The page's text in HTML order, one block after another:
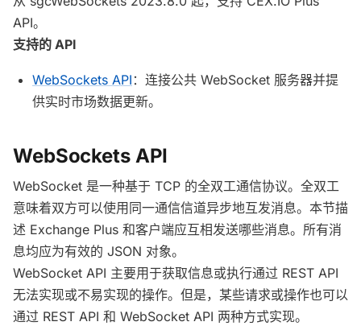
API。
支持的 API
WebSockets API ：连接公共 WebSocket 服务器并提
供实时市场数据更新。
WebSockets API
WebSocket 是一种基于 TCP 的全双工通信协议。全双工
意味着双方可以使用同一通信信道异步地互发消息。本节描
述 Exchange Plus 和客户端应互相发送哪些消息。所有消
息均应为有效的 JSON 对象。
WebSocket API 主要用于获取信息或执行通过 REST API
无法实现或不易实现的操作。但是，某些请求或操作也可以
通过 REST API 和 WebSocket API 两种方式实现。